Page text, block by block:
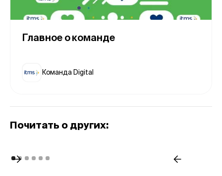
Главное о команде
Команда Digital
Почитать о других: